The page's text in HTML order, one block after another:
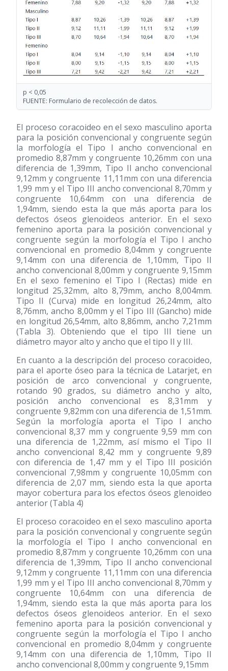
p < 0,05
FUENTE: Formulario de recolección de datos.
El proceso coracoideo en el sexo masculino aporta
para la posición convencional y congruente según
la morfología el Tipo I ancho convencional en
promedio 8,87mm y congruente 10,26mm con una
diferencia de 1,39mm, Tipo II ancho convencional
9,12mm y congruente 11,11mm con una diferencia
1,99 mm y el Tipo III ancho convencional 8,70mm y
congruente 10,64mm con una diferencia de
1,94mm, siendo esta la que más aporta para los
defectos óseos glenoideos anterior. En el sexo
femenino aporta para la posición convencional y
congruente según la morfología el Tipo I ancho
convencional en promedio 8,04mm y congruente
9,14mm con una diferencia de 1,10mm, Tipo II
ancho convencional 8,00mm y congruente 9,15mm
En el sexo femenino el Tipo I (Rectas) mide en
longitud 25,32mm, alto 8,79mm, ancho 8,004mm.
Tipo II (Curva) mide en longitud 26,24mm, alto
8,76mm, ancho 8,00mm y el Tipo III (Gancho) mide
en longitud 26,54mm, alto 8,86mm, ancho 7,21mm
(Tabla 3). Obteniendo que el tipo III tiene un
diámetro mayor alto y ancho que el tipo II y III.
En cuanto a la descripción del proceso coracoideo,
para el aporte óseo para la técnica de Latarjet, en
posición de arco convencional y congruente,
rotando 90 grados, su diámetro ancho y alto,
posición ancho convencional es 8,31mm y
congruente 9,82mm con una diferencia de 1,51mm.
Según la morfología aporta el Tipo I ancho
convencional 8,37 mm y congruente 9,59 mm con
una diferencia de 1,22mm, así mismo el Tipo II
ancho convencional 8,42 mm y congruente 9,89
con diferencia de 1,47 mm y el Tipo III posición
convencional 7,98mm y congruente 10,05mm con
diferencia de 2,07 mm, siendo esta la que aporta
mayor cobertura para los efectos óseos glenoideo
anterior (Tabla 4)
El proceso coracoideo en el sexo masculino aporta
para la posición convencional y congruente según
la morfología el Tipo I ancho convencional en
promedio 8,87mm y congruente 10,26mm con una
diferencia de 1,39mm, Tipo II ancho convencional
9,12mm y congruente 11,11mm con una diferencia
1,99 mm y el Tipo III ancho convencional 8,70mm y
congruente 10,64mm con una diferencia de
1,94mm, siendo esta la que más aporta para los
defectos óseos glenoideos anterior. En el sexo
femenino aporta para la posición convencional y
congruente según la morfología el Tipo I ancho
convencional en promedio 8,04mm y congruente
9,14mm con una diferencia de 1,10mm, Tipo II
ancho convencional 8,00mm y congruente 9,15mm